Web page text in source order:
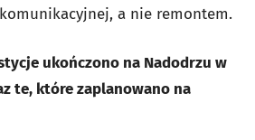
a nie remontem.
ukończono na Nadodrzu w
te, które zaplanowano na